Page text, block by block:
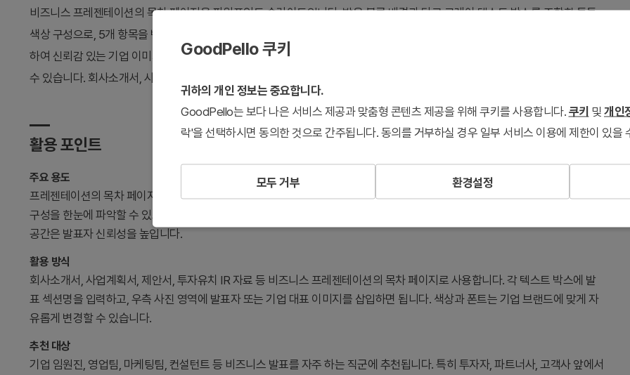
비즈니스 프레젠테이션의 목차 페이지용 파워포인트 슬라이드입니다. 밝은 블루 배경과 다크 그레이 텍스트 박스를 조합한 투톤
색상 구성으로, 5개 항목을 번호 순서대로 나열할 수 있는 구조입니다. 좌측에 제목 영역, 우측에 비즈니스 인물 사진 공간을 배치
하여 신뢰감 있는 기업 이미지를 전달합니다. 4:3 비율의 PPTX 형식으로 제공되며, 텍스트 박스와 배경 색상을 자유롭게 편집할
수 있습니다. 회사소개서, 사업계획서, 제안서 등 다양한 비즈니스 발표자료의 목차 페이지로 즉시 활용 가능합니다.
활용 포인트
주요 용도
프레젠테이션의 목차 페이지를 효과적으로 구성하기 위한 슬라이드입니다. 5개 항목을 명확한 번호 순서로 표시하여 청중이 발표
구성을 한눈에 파악할 수 있도록 돕습니다. 블루 배경의 텍스트 박스는 각 항목의 중요도를 시각적으로 강조하며, 우측 인물 사진
공간은 발표자 신뢰성을 높입니다.
활용 방식
회사소개서, 사업계획서, 제안서, 투자유치 IR 자료 등 비즈니스 프레젠테이션의 목차 페이지로 사용합니다. 각 텍스트 박스에 발
표 섹션명을 입력하고, 우측 사진 영역에 발표자 또는 기업 대표 이미지를 삽입하면 됩니다. 색상과 폰트는 기업 브랜드에 맞게 자
유롭게 변경할 수 있습니다.
추천 대상
기업 임원진, 영업팀, 마케팅팀, 컨설턴트 등 비즈니스 발표를 자주 하는 직군에 추천됩니다. 특히 투자자, 파트너사, 고객사 앞에서
GoodPello 쿠키
귀하의 개인 정보는 중요합니다.
GoodPello는 보다 나은 서비스 제공과 맞춤형 콘텐츠 제공을 위해 쿠키를 사용합니다. 쿠키 및 개인
락'을 선택하시면 동의한 것으로 간주됩니다. 동의를 거부하실 경우 일부 서비스 이용에 제한이 있을
모두 거부 환경설정